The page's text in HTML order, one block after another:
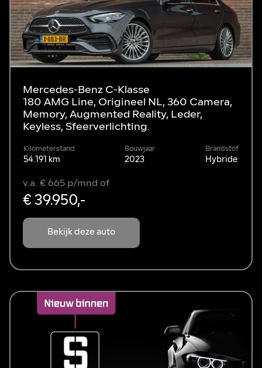
Mercedes-Benz C-Klasse
180 AMG Line, Origineel NL, 360 Camera,
Memory, Augmented Reality, Leder,
Keyless, Sfeerverlichting.
Kilometerstand
54.191 km
Bouwjaar
2023
Brandstof
Hybride
Bekijk deze auto
v.a. € 665 p/mnd of
€ 39.950,-